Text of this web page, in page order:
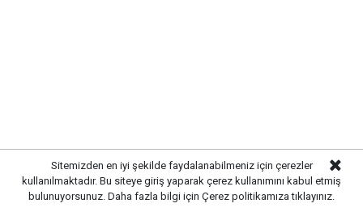
Sitemizden en iyi şekilde faydalanabilmeniz için çerezler
kullanılmaktadır. Bu siteye giriş yaparak çerez kullanımını kabul etmiş
bulunuyorsunuz. Daha fazla bilgi için Çerez politikamıza tıklayınız.